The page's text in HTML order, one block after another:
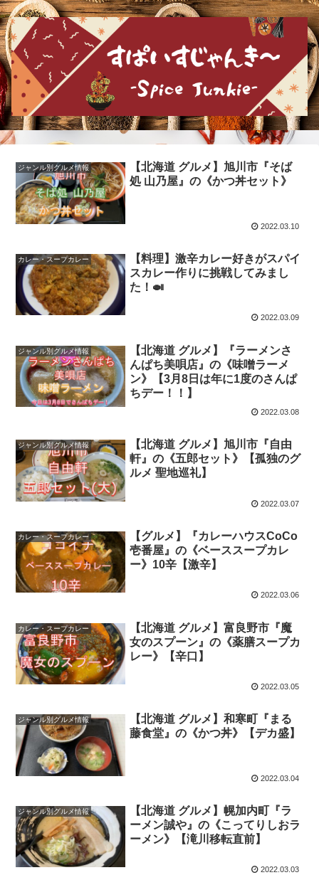
ジャンル別グルメ情報
【北海道 グルメ】旭川市『そば
処 山乃屋』の《かつ丼セット》
2022.03.10
カレー・スープカレー
【料理】激辛カレー好きがスパイ
スカレー作りに挑戦してみまし
た！🍛
2022.03.09
ジャンル別グルメ情報
【北海道 グルメ】『ラーメンさ
んぱち美唄店』の《味噌ラーメ
ン》【3月8日は年に1度のさんぱ
ちデー！！】
2022.03.08
ジャンル別グルメ情報
【北海道 グルメ】旭川市『自由
軒』の《五郎セット》【孤独のグ
ルメ 聖地巡礼】
2022.03.07
カレー・スープカレー
【グルメ】『カレーハウスCoCo
壱番屋』の《ベーススープカレ
ー》10辛【激辛】
2022.03.06
カレー・スープカレー
【北海道 グルメ】富良野市『魔
女のスプーン』の《薬膳スープカ
レー》【辛口】
2022.03.05
ジャンル別グルメ情報
【北海道 グルメ】和寒町『まる
藤食堂』の《かつ丼》【デカ盛】
2022.03.04
ジャンル別グルメ情報
【北海道 グルメ】幌加内町『ラ
ーメン誠や』の《こってりしおラ
ーメン》【滝川移転直前】
2022.03.03